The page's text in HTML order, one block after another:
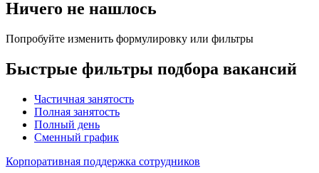
Ничего не нашлось
Попробуйте изменить формулировку или фильтры
Быстрые фильтры подбора вакансий
Частичная занятость
Полная занятость
Полный день
Сменный график
Корпоративная поддержка сотрудников